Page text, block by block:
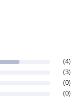
(4)
(3)
(0)
(0)